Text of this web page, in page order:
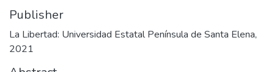
Publisher
La Libertad: Universidad Estatal Península de Santa Elena,
2021